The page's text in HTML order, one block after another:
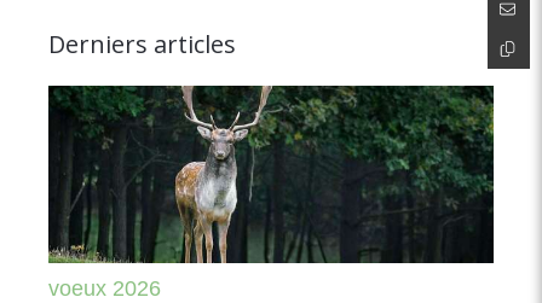
Derniers articles
voeux 2026